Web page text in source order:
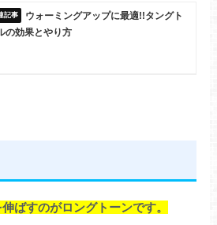
ウォーミングアップに最適!!タングト
の効果とやり方
ばすのがロングトーンです。